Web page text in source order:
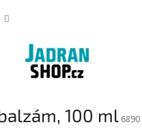
100 ml 6890